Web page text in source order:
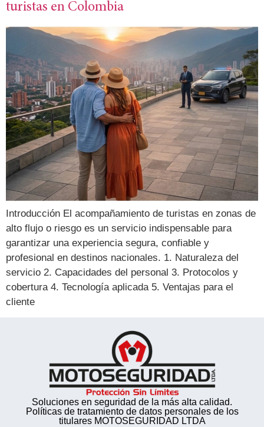
turistas en Colombia
Introducción El acompañamiento de turistas en zonas de
alto flujo o riesgo es un servicio indispensable para
garantizar una experiencia segura, confiable y
profesional en destinos nacionales. 1. Naturaleza del
servicio 2. Capacidades del personal 3. Protocolos y
cobertura 4. Tecnología aplicada 5. Ventajas para el
cliente
Soluciones en seguridad de la más alta calidad.
Políticas de tratamiento de datos personales de los
titulares MOTOSEGURIDAD LTDA